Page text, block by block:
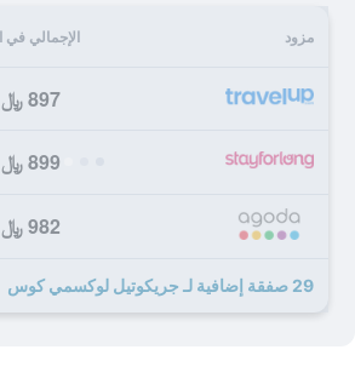
مزود الإجمالي في
897 ﷼
899 ﷼
982 ﷼
29 صفقة إضافية لـ جريكوتيل لوكسمي كوس